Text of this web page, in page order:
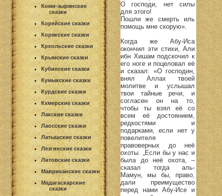
Коми-зырянские
сказки
Корейские сказки
Корякские сказки
Креольские сказки
Крымские сказки
Кубинские сказки
Кумыкские сказки
Курдские сказки
Кхмерские сказки
Лакские сказки
Лаосские сказки
Латышские сказки
Лезгинские сказки
Литовские сказки
Мавриканские сказки
Мадагаскарские
сказки
О господи, нет силы
для этого!
Пошли же смерть иль
помощь мне скорую».
Когда же Абу-Иса
окончил эти стихи, Али
ибн Хишам подскочил к
его ноге и поцеловал её
и сказал: «О господин,
внял Аллах твоей
молитве и услышал
твои тайные речи, и
согласен он на то,
чтобы ты взял её со
всем её достоянием,
редкостями и
подарками, если нет у
повелителя
правоверных до неё
охоты. „Если бы у нас и
была до неё охота, –
сказал тогда аль-
Мамун, мы бы, право,
дали преимущество
перед нами Абу-Исе и